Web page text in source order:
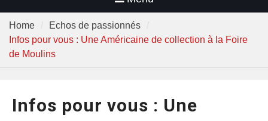
Home
Echos de passionnés
Infos pour vous : Une Américaine de collection à la Foire
de Moulins
Infos pour vous : Une